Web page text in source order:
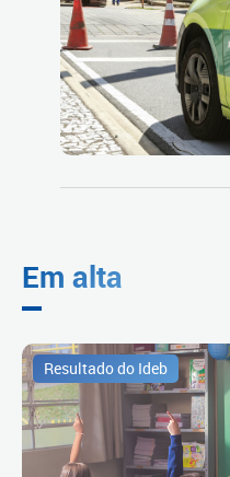
Em alta
Resultado do Ideb